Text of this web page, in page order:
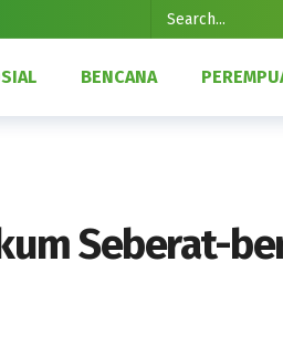
BENCANA
Seberat-